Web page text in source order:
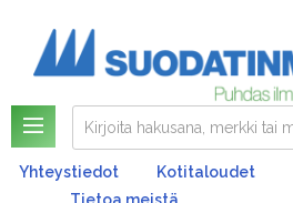
Yhteystiedot Kotitaloudet